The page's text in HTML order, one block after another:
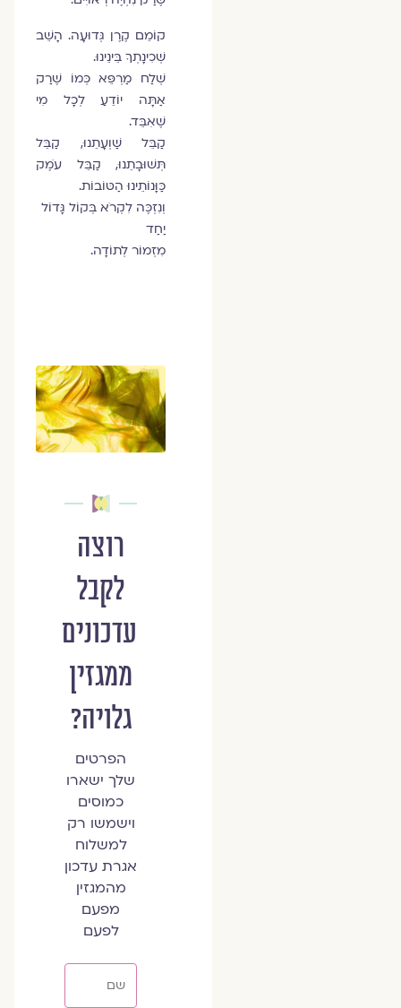
קוֹמֵם קֶרֶן גְּדוּעָה. הָשֵׁב
שְׁכִינָתְךָ בֵּינֵינוּ.
שְׁלַח מַרְפֵּא כְּמוֹ שֶׁרַק
אַתָּה יוֹדֵעַ לְכָל מִי
שֶׁאִבֵּד.
קַבֵּל שַׁוְעָתֵנוּ, קַבֵּל
תְּשׁוּבָתֵנוּ, קַבֵּל עֹמֶק
כַּוָּנוֹתֵינוּ הַטּוֹבוֹת.
וְנִזְכֶּה לִקְרֹא בְּקוֹל גָּדוֹל
יַחַד
מִזְמוֹר לְתוֹדָה.
רוצה
לקבל
עדכונים
ממגזין
גלויה?
הפרטים
שלך ישארו
כמוסים
וישמשו רק
למשלוח
אגרת עדכון
מהמגזין
מפעם
לפעם